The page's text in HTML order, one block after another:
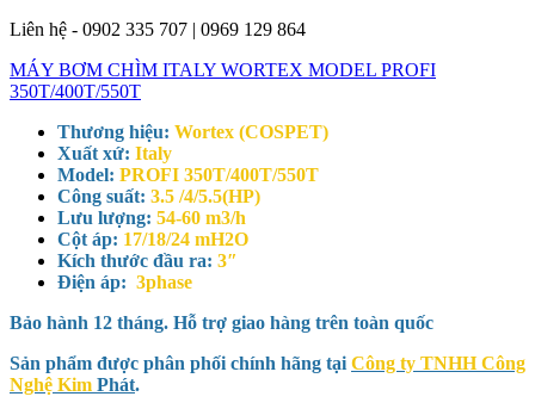
Liên hệ - 0902 335 707 | 0969 129 864
MÁY BƠM CHÌM ITALY WORTEX MODEL PROFI
350T/400T/550T
Thương hiệu: Wortex (COSPET)
Xuất xứ: Italy
Model: PROFI 350T/400T/550T
Công suất: 3.5 /4/5.5(HP)
Lưu lượng: 54-60 m3/h
Cột áp: 17/18/24 mH2O
Kích thước đầu ra: 3″
Điện áp: 3phase
Bảo hành 12 tháng. Hỗ trợ giao hàng trên toàn quốc
Sản phẩm được phân phối chính hãng tại Công ty TNHH Công
Nghệ Kim Phát.